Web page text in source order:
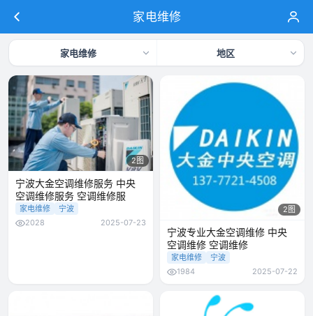
家电维修
家电维修 地区
2图
宁波大金空调维修服务 中央
空调维修服务 空调维修服
家电维修
宁波
2028
2025-07-23
2图
宁波专业大金空调维修 中央
空调维修 空调维修
家电维修
宁波
1984
2025-07-22